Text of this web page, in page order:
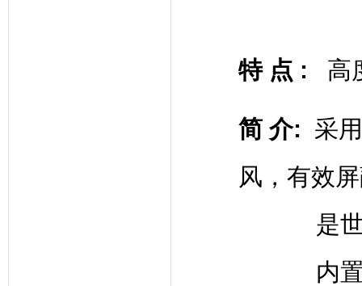
特 点 : 高
简 介: 采
风，有效
是
内